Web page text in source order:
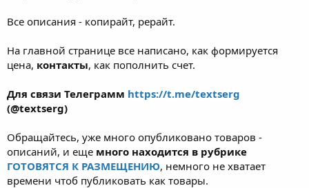
Все описания - копирайт, рерайт.
На главной странице все написано, как формируется
цена, контакты, как пополнить счет.
Для связи Телеграмм https://t.me/textserg
(@textserg)
Обращайтесь, уже много опубликовано товаров -
описаний, и еще много находится в рубрике
ГОТОВЯТСЯ К РАЗМЕЩЕНИЮ, немного не хватает
времени чтоб публиковать как товары.